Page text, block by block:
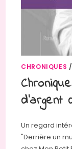
CHRONIQUES /
d’argent
Un regard
"Derrière un